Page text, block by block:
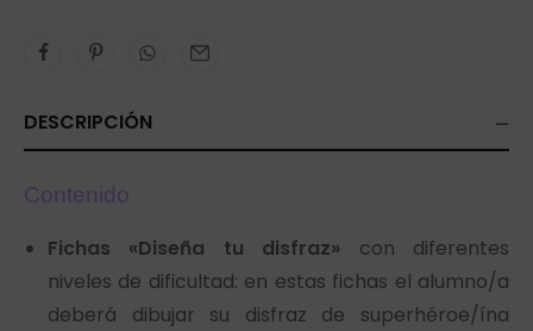
DESCRIPCIÓN
Contenido
Fichas «Diseña tu disfraz» con diferentes
niveles de dificultad: en estas fichas el alumno/a
deberá dibujar su disfraz de superhéroe/ína